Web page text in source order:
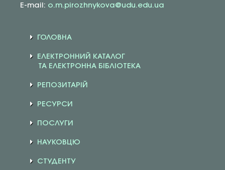
E-mail: o.m.pirozhnykova@udu.edu.ua
ГОЛОВНА
ЕЛЕКТРОННИЙ КАТАЛОГ
ТА ЕЛЕКТРОННА БІБЛІОТЕКА
РЕПОЗИТАРІЙ
РЕСУРСИ
ПОСЛУГИ
НАУКОВЦЮ
СТУДЕНТУ